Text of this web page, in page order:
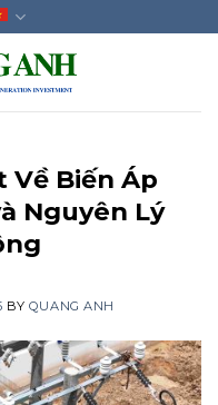
Về Biến Áp
Nguyên Lý
BY QUANG ANH